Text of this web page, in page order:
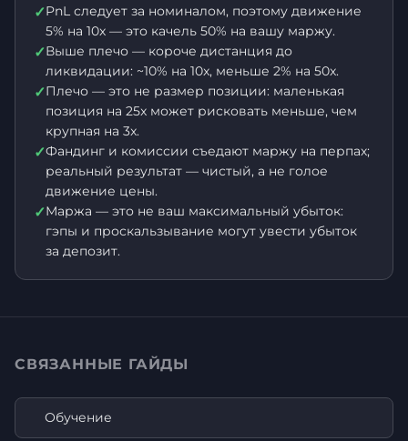
✓PnL следует за номиналом, поэтому движение
5% на 10x — это качель 50% на вашу маржу.
✓Выше плечо — короче дистанция до
ликвидации: ~10% на 10x, меньше 2% на 50x.
✓Плечо — это не размер позиции: маленькая
позиция на 25x может рисковать меньше, чем
крупная на 3x.
✓Фандинг и комиссии съедают маржу на перпах;
реальный результат — чистый, а не голое
движение цены.
✓Маржа — это не ваш максимальный убыток:
гэпы и проскальзывание могут увести убыток
за депозит.
СВЯЗАННЫЕ ГАЙДЫ
Обучение